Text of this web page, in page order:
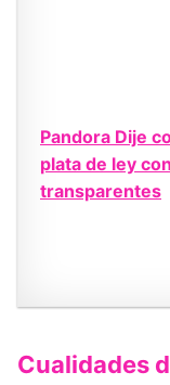
Pandora Dije
plata de ley
transparentes
Cualidades